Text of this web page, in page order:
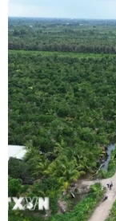
#Premier League
#Cúp
Theo dõi